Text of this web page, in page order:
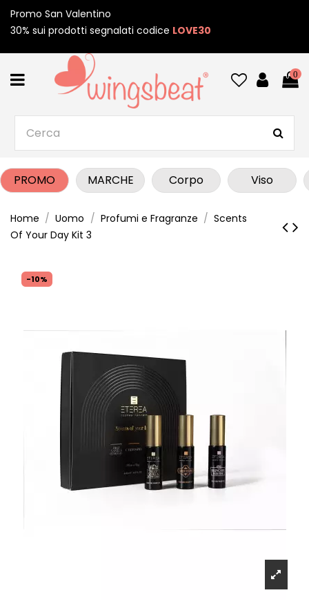
Promo San Valentino
30% sui prodotti segnalati codice LOVE30
0
PROMO MARCHE Corpo Viso
Home Uomo Profumi e Fragranze
Scents
Of Your Day Kit 3
-10%